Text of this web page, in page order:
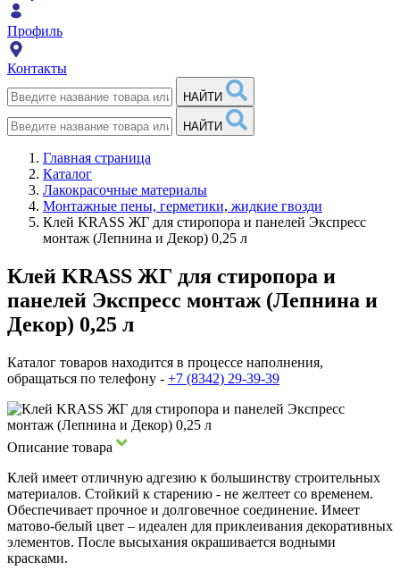
Профиль
Контакты
НАЙТИ
НАЙТИ
Главная страница
Каталог
Лакокрасочные материалы
Монтажные пены, герметики, жидкие гвозди
Клей KRASS ЖГ для стиропора и панелей Экспресс
монтаж (Лепнина и Декор) 0,25 л
Клей KRASS ЖГ для стиропора и
панелей Экспресс монтаж (Лепнина и
Декор) 0,25 л
Каталог товаров находится в процессе наполнения,
обращаться по телефону - +7 (8342) 29-39-39
Описание товара
Клей имеет отличную адгезию к большинству строительных
материалов. Стойкий к старению - не желтеет со временем.
Обеспечивает прочное и долговечное соединение. Имеет
матово-белый цвет – идеален для приклеивания декоративных
элементов. После высыхания окрашивается водными
красками.